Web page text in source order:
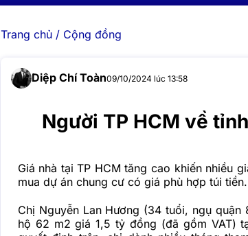
Trang chủ/ Cộng đồng
Diệp Chí Toàn09/10/2024 lúc 13:58
Người TP HCM về
Giá nhà tại TP HCM tăng cao khiến nhiều
mua dự án chung cư có giá phù hợp túi tiền.
Chị Nguyễn Lan Hương (34 tuổi, ngụ
hộ 62 m2 giá 1,5 tỷ đồng (đã gồm VAT)